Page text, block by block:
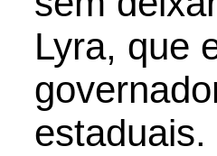
Lyra, que
estaduais.